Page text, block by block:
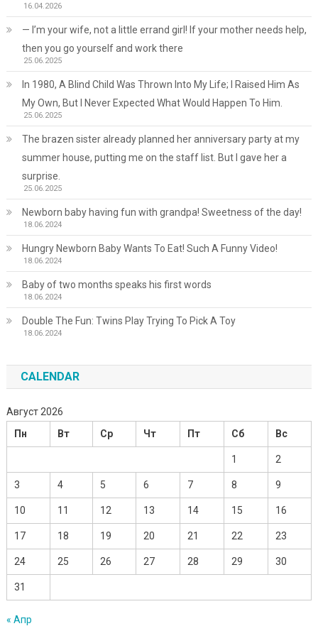
16.04.2026
— I’m your wife, not a little errand girl! If your mother needs help,
then you go yourself and work there
25.06.2025
In 1980, A Blind Child Was Thrown Into My Life; I Raised Him As
My Own, But I Never Expected What Would Happen To Him.
25.06.2025
The brazen sister already planned her anniversary party at my
summer house, putting me on the staff list. But I gave her a
surprise.
25.06.2025
Newborn baby having fun with grandpa! Sweetness of the day!
18.06.2024
Hungry Newborn Baby Wants To Eat! Such A Funny Video!
18.06.2024
Baby of two months speaks his first words
18.06.2024
Double The Fun: Twins Play Trying To Pick A Toy
18.06.2024
CALENDAR
Август 2026
Пн
Вт Ср Чт Пт Сб Вс
1 2
3 4 5 6 7 8 9
10 11 12 13 14 15 16
17 18 19 20 21 22 23
24 25 26 27 28 29 30
31
« Апр